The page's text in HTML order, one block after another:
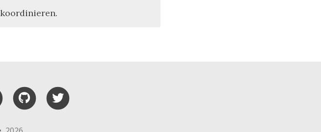
Schedule a meeting with me
GitHub